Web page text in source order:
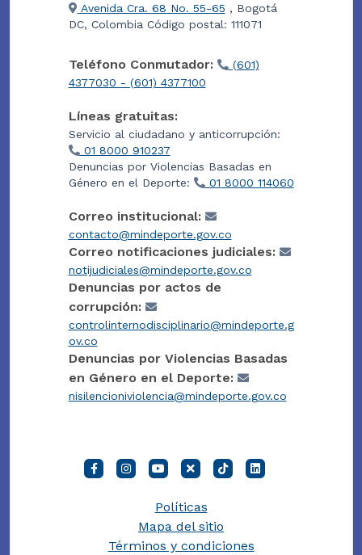
Avenida Cra. 68 No. 55-65 , Bogotá
DC, Colombia Código postal: 111071
Teléfono Conmutador:
(601)
4377030 - (601) 4377100
Líneas gratuitas:
Servicio al ciudadano y anticorrupción:
01 8000 910237
Denuncias por Violencias Basadas en
Género en el Deporte:
01 8000 114060
Correo institucional:
contacto@mindeporte.gov.co
Correo notificaciones judiciales:
notijudiciales@mindeporte.gov.co
Denuncias por actos de
corrupción:
controlinternodisciplinario@mindeporte.g
ov.co
Denuncias por Violencias Basadas
en Género en el Deporte:
nisilencioniviolencia@mindeporte.gov.co
Políticas
Mapa del sitio
Términos y condiciones